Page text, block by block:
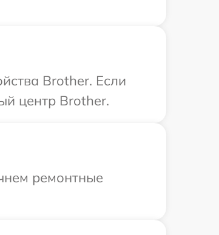
Brother. Если
центр Brother.
ремонтные